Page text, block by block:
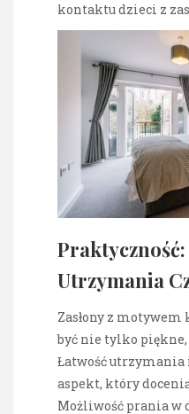
kontaktu dzieci z
Utrzymania
Zasłony z
być nie tylko
Łatwość utrzymania
aspekt, który
Możliwość prania w